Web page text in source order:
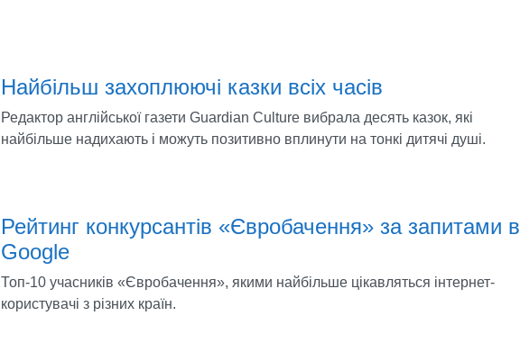
Найбільш захоплюючі казки всіх часів
Редактор англійської газети Guardian Culture вибрала десять казок, які
найбільше надихають і можуть позитивно вплинути на тонкі дитячі душі.
Рейтинг конкурсантів «Євробачення» за запитами в
Google
Топ-10 учасників «Євробачення», якими найбільше цікавляться інтернет-
користувачі з різних країн.